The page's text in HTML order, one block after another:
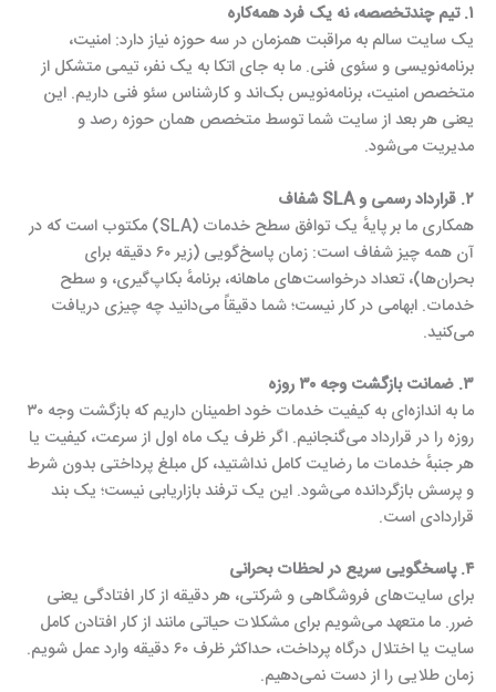
۱. تیم چندتخصصه، نه یک فرد همه‌کاره
یک سایت سالم به مراقبت همزمان در سه حوزه نیاز دارد: امنیت،
برنامه‌نویسی و سئوی فنی. ما به جای اتکا به یک نفر، تیمی متشکل از
متخصص امنیت، برنامه‌نویس بک‌اند و کارشناس سئو فنی داریم. این
یعنی هر بعد از سایت شما توسط متخصص همان حوزه رصد و
مدیریت می‌شود.
۲. قرارداد رسمی و SLA شفاف
همکاری ما بر پایهٔ یک توافق سطح خدمات (SLA) مکتوب است که در
آن همه چیز شفاف است: زمان پاسخ‌گویی (زیر ۶۰ دقیقه برای
بحران‌ها)، تعداد درخواست‌های ماهانه، برنامهٔ بکاپ‌گیری، و سطح
خدمات. ابهامی در کار نیست؛ شما دقیقاً می‌دانید چه چیزی دریافت
می‌کنید.
۳. ضمانت بازگشت وجه ۳۰ روزه
ما به اندازه‌ای به کیفیت خدمات خود اطمینان داریم که بازگشت وجه ۳۰
روزه را در قرارداد می‌گنجانیم. اگر ظرف یک ماه اول از سرعت، کیفیت یا
هر جنبهٔ خدمات ما رضایت کامل نداشتید، کل مبلغ پرداختی بدون شرط
و پرسش بازگردانده می‌شود. این یک ترفند بازاریابی نیست؛ یک بند
قراردادی است.
۴. پاسخگویی سریع در لحظات بحرانی
برای سایت‌های فروشگاهی و شرکتی، هر دقیقه از کار افتادگی یعنی
ضرر. ما متعهد می‌شویم برای مشکلات حیاتی مانند از کار افتادن کامل
سایت یا اختلال درگاه پرداخت، حداکثر ظرف ۶۰ دقیقه وارد عمل شویم.
زمان طلایی را از دست نمی‌دهیم.